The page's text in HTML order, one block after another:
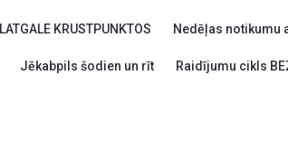
LATGALE KRUSTPUNKTOS Nedēļas notikumu
Jēkabpils šodien un rīt Raidījumu cikls